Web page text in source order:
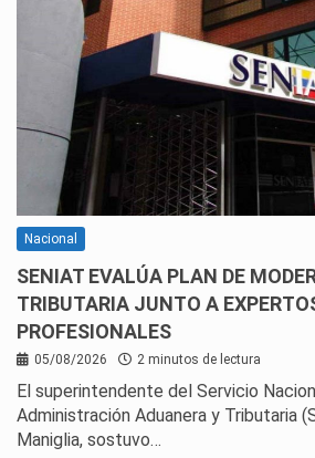
Nacional
SENIAT EVALÚA PLAN DE
TRIBUTARIA JUNTO A
PROFESIONALES
05/08/2026 2 minutos de lectura
El superintendente del Servicio
Administración Aduanera y Tributaria
Maniglia, sostuvo…